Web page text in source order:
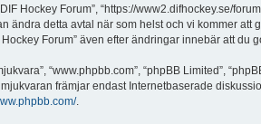
Hockey Forum”, “https://www2.difhockey.se/
ändra detta avtal när som helst och vi kommer
Forum” även efter ändringar innebär att du
“www.phpbb.com”, “phpBB Limited”,
mjukvaran främjar endast Internetbaserade
.